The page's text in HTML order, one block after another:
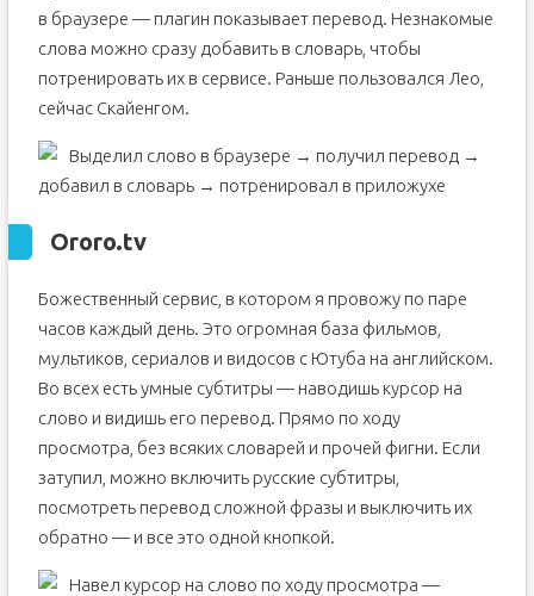
в браузере — плагин показывает перевод. Незнакомые
слова можно сразу добавить в словарь, чтобы
потренировать их в сервисе. Раньше пользовался Лео,
сейчас Скайенгом.
Выделил слово в браузере → получил перевод →
добавил в словарь → потренировал в приложухе
Ororo.tv
Божественный сервис, в котором я провожу по паре
часов каждый день. Это огромная база фильмов,
мультиков, сериалов и видосов с Ютуба на английском.
Во всех есть умные субтитры — наводишь курсор на
слово и видишь его перевод. Прямо по ходу
просмотра, без всяких словарей и прочей фигни. Если
затупил, можно включить русские субтитры,
посмотреть перевод сложной фразы и выключить их
обратно — и все это одной кнопкой.
Навел курсор на слово по ходу просмотра —